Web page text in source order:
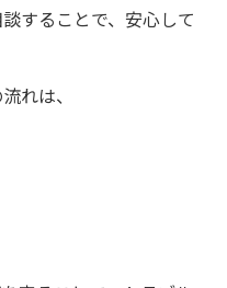
することで、安心して
れは、